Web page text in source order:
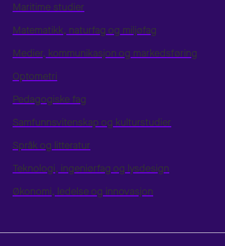
Maritime studier
Matematikk, naturfag og miljøfag
Medier, kommunikasjon og markedsføring
Optometri
Pedagogiske fag
Samfunnsvitenskap og kulturstudier
Språk og litteratur
Teknologi, ingeniørfag og lysdesign
Økonomi, ledelse og innovasjon